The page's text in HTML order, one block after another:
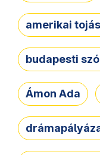
amerikai
budapesti
Ámon Ada